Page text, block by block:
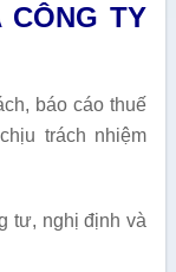
CÔNG TY
báo cáo thuế
trách nhiệm
tư, nghị định và